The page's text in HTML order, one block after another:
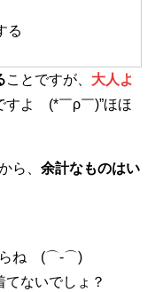
る
ことですが、 大人よ
すよ (*￣ρ￣)”ほほ
ら、 余計なものはい
らね (⌒-⌒)
ないでしょ？